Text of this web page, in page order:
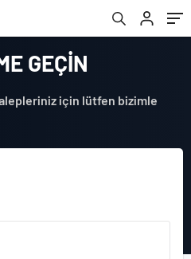
GEÇİN
için lütfen bizimle